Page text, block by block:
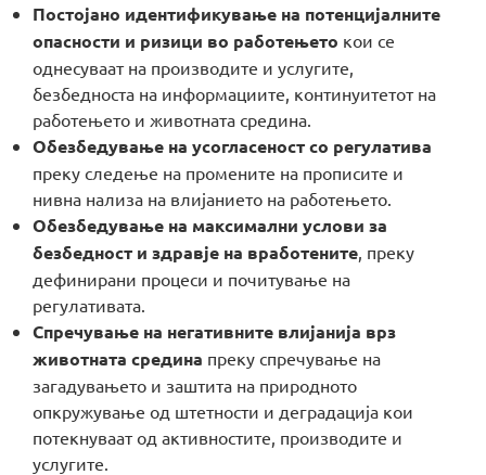
Постојано идентификување на потенцијалните
опасности и ризици во работењето кои се
однесуваат на производите и услугите,
безбедноста на информациите, континуитетот на
работењето и животната средина.
Обезбедување на усогласеност со регулатива
преку следење на промените на прописите и
нивна нализа на влијанието на работењето.
Обезбедување на максимални услови за
безбедност и здравје на вработените , преку
дефинирани процеси и почитување на
регулативата.
Спречување на негативните влијанија врз
животната средина преку спречување на
загадувањето и заштита на природното
опкружување од штетности и деградација кои
потекнуваат од активностите, производите и
услугите.